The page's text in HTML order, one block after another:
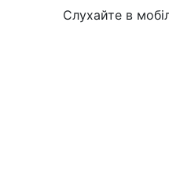
Слухайте в